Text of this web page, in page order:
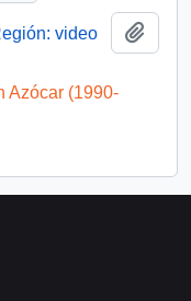
video
Azócar (1990-